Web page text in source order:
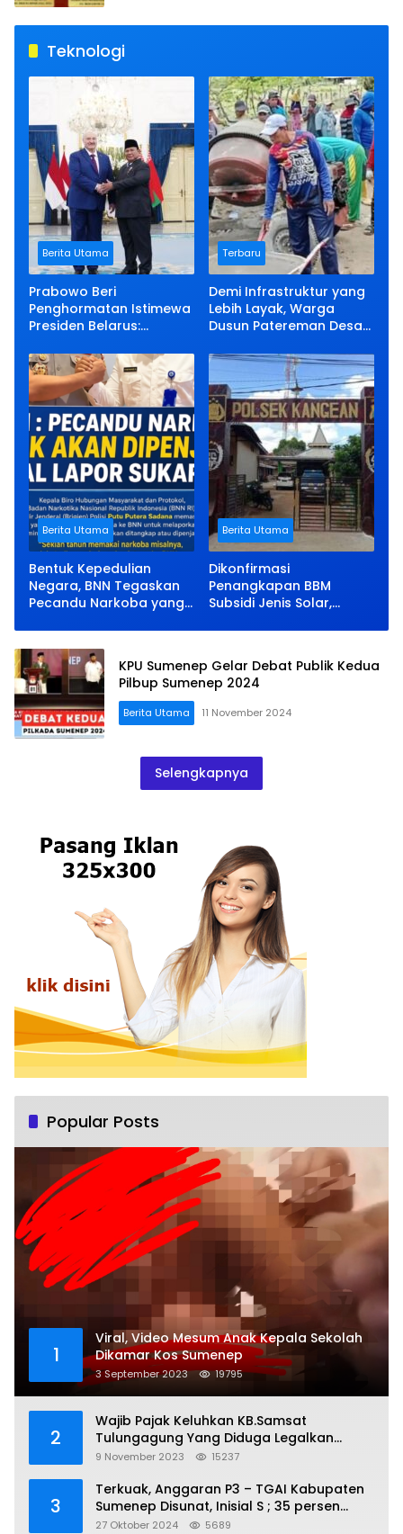
Teknologi
Berita Utama
Prabowo Beri
Penghormatan Istimewa
Presiden Belarus:
Negara
Terbaru
Demi Infrastruktur yang
Lebih Layak, Warga
Dusun Patereman Desa
Swadaya Perbaiki Jalan
Rusak
Berita Utama
Bentuk Kepedulian
Negara, BNN Tegaskan
Pecandu Narkoba yang
akan Dipenjara
Berita Utama
Dikonfirmasi
Penangkapan BBM
Subsidi Jenis Solar,
KPU Sumenep Gelar Debat Publik Kedua
Pilbup Sumenep 2024
Berita Utama 11 November 2024
Selengkapnya
Popular Posts
1
Viral, Video Mesum Anak Kepala Sekolah
Dikamar Kos Sumenep
3 September 2023 19795
2
Wajib Pajak Keluhkan KB.Samsat
Tulungagung Yang Diduga Legalkan
Pungli
9 November 2023 15237
3
Terkuak, Anggaran P3 – TGAI Kabupaten
Sumenep Disunat, Inisial S ; 35 persen
Bagian Oknum DPR- RI
27 Oktober 2024 5689